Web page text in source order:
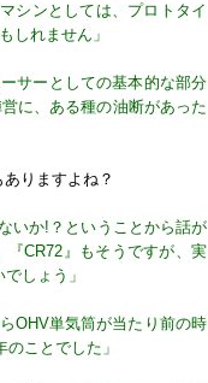
シンとしては、プロトタイ
しれません」
サーとしての基本的な部分
に、ある種の油断があった
りますよね？
いか!？ということから話が
CR72』もそうですが、実
しょう」
OHV単気筒が当たり前の時
ことでした」